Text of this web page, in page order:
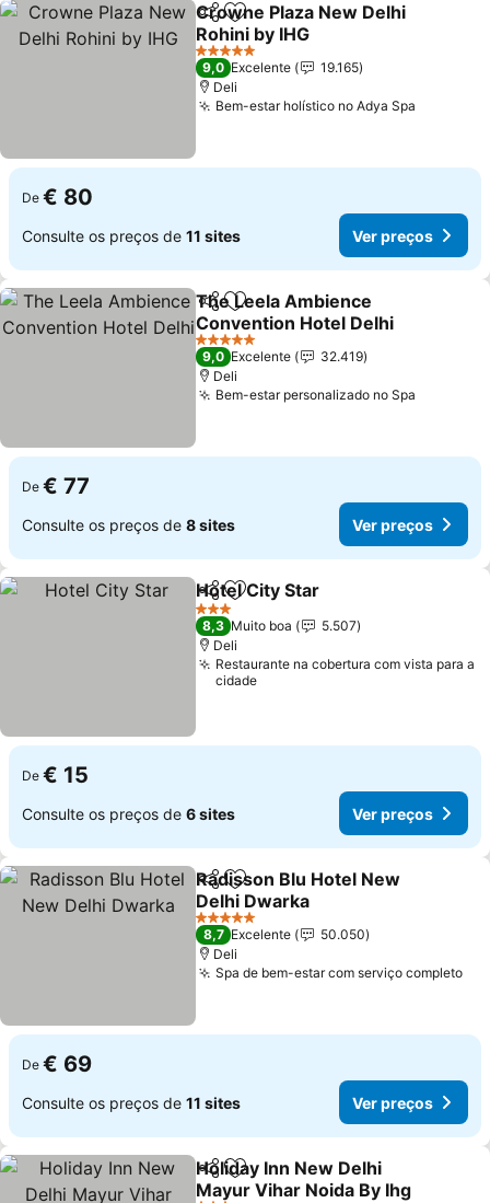
PartilharAdicionar aos favoritos
Crowne Plaza New Delhi
Rohini by IHG
Ver preços
5 Estrelas
9,0 Excelente
19.165
Deli
Bem-estar holístico no Adya Spa
De € 80
Consulte os preços de 11 sites Ver preços
PartilharAdicionar aos favoritos
The Leela Ambience
Convention Hotel Delhi
Ver preços
5 Estrelas
9,0 Excelente
32.419
Deli
Bem-estar personalizado no Spa
De € 77
Consulte os preços de 8 sites Ver preços
PartilharAdicionar aos favoritos
Hotel City Star
3 Estrelas
8,3 Muito boa
5.507
Deli
Restaurante na cobertura com vista para a
cidade
De € 15
Consulte os preços de 6 sites Ver preços
PartilharAdicionar aos favoritos
Radisson Blu Hotel New
Delhi Dwarka
Ver preços
5 Estrelas
8,7 Excelente
50.050
Deli
Spa de bem-estar com serviço completo
De € 69
Consulte os preços de 11 sites Ver preços
PartilharAdicionar aos favoritos
Holiday Inn New Delhi
Mayur Vihar Noida By Ihg